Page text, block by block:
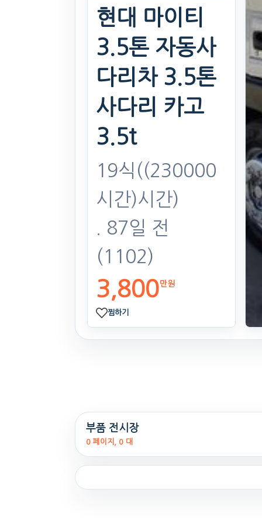
현대 마이티
3.5톤 자동사
다리차 3.5톤
사다리 카고
3.5t
19식((230000
시간)시간)
. 87일 전
(1102)
3,800만원
찜하기
부품 전시장
0 페이지, 0 대